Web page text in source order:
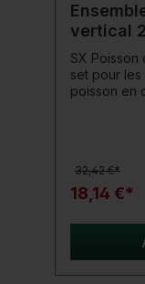
vertical
SX Poisson
set pour
poisson en
plombées
poisson
produit: Poissons cibles : sandre, perche et
poisson-chat Type de pêche :
32,42 €*
18,14 €*